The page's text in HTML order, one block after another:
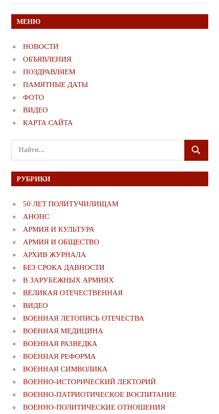
записям
публикация
МЕНЮ
НОВОСТИ
ОБЪЯВЛЕНИЯ
ПОЗДРАВЛЯЕМ
ПАМЯТНЫЕ ДАТЫ
ФОТО
ВИДЕО
КАРТА САЙТА
Поиск
для:
ПОИСК
РУБРИКИ
50 ЛЕТ ПОЛИТУЧИЛИЩАМ
АНОНС
АРМИЯ И КУЛЬТУРА
АРМИЯ И ОБЩЕСТВО
АРХИВ ЖУРНАЛА
БЕЗ СРОКА ДАВНОСТИ
В ЗАРУБЕЖНЫХ АРМИЯХ
ВЕЛИКАЯ ОТЕЧЕСТВЕННАЯ
ВИДЕО
ВОЕННАЯ ЛЕТОПИСЬ ОТЕЧЕСТВА
ВОЕННАЯ МЕДИЦИНА
ВОЕННАЯ РАЗВЕДКА
ВОЕННАЯ РЕФОРМА
ВОЕННАЯ СИМВОЛИКА
ВОЕННО-ИСТОРИЧЕСКИЙ ЛЕКТОРИЙ
ВОЕННО-ПАТРИОТИЧЕСКОЕ ВОСПИТАНИЕ
ВОЕННО-ПОЛИТИЧЕСКИE ОТНОШЕНИЯ